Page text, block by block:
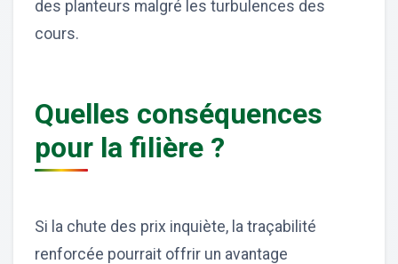
des planteurs malgré les turbulences des
cours.
Quelles conséquences
pour la filière ?
Si la chute des prix inquiète, la traçabilité
renforcée pourrait offrir un avantage